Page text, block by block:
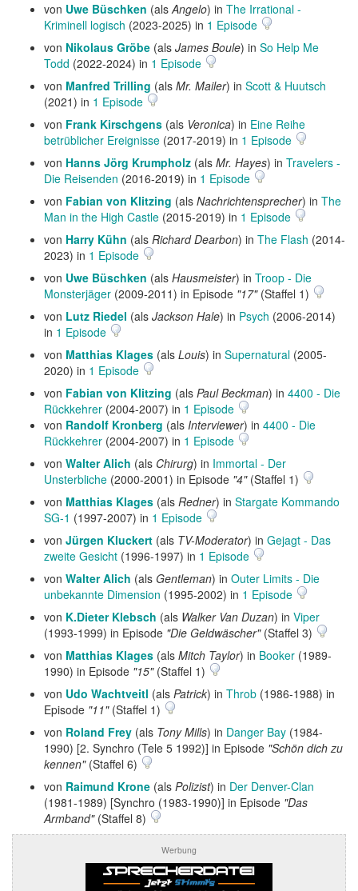
von Uwe Büschken (alsAngelo) in The Irrational -
Kriminell logisch (2023-2025) in 1 Episode
von Nikolaus Gröbe (als James Boule) in So Help Me
Todd (2022-2024) in 1 Episode
von Manfred Trilling (als Mr. Mailer) in Scott & Huutsch
(2021) in 1 Episode
von Frank Kirschgens (als Veronica) in Eine Reihe
betrüblicher Ereignisse (2017-2019) in 1 Episode
von Hanns Jörg Krumpholz (als Mr. Hayes) in Travelers -
Die Reisenden (2016-2019) in 1 Episode
von Fabian von Klitzing (als Nachrichtensprecher) in The
Man in the High Castle (2015-2019) in 1 Episode
von Harry Kühn (als Richard Dearbon) in The Flash (2014-
2023) in 1 Episode
von Uwe Büschken (als Hausmeister) in Troop - Die
Monsterjäger (2009-2011) in Episode "17"(Staffel 1)
von Lutz Riedel (als Jackson Hale) in Psych (2006-2014)
in 1 Episode
von Matthias Klages (als Louis) in Supernatural (2005-
2020) in 1 Episode
von Fabian von Klitzing (als Paul Beckman) in 4400 - Die
Rückkehrer (2004-2007) in 1 Episode
von Randolf Kronberg (als Interviewer) in 4400 - Die
Rückkehrer (2004-2007) in 1 Episode
von Walter Alich (als Chirurg) in Immortal - Der
Unsterbliche (2000-2001) in Episode "4"(Staffel 1)
von Matthias Klages (als Redner) in Stargate Kommando
SG-1 (1997-2007) in 1 Episode
von Jürgen Kluckert (als TV-Moderator) in Gejagt - Das
zweite Gesicht (1996-1997) in 1 Episode
von Walter Alich (als Gentleman) in Outer Limits - Die
unbekannte Dimension (1995-2002) in 1 Episode
von K.Dieter Klebsch (als Walker Van Duzan) in Viper
(1993-1999) in Episode "Die Geldwäscher"(Staffel 3)
von Matthias Klages (als Mitch Taylor) in Booker (1989-
1990) in Episode "15"(Staffel 1)
von Udo Wachtveitl (als Patrick) in Throb (1986-1988) in
Episode "11"(Staffel 1)
von Roland Frey (als Tony Mills) in Danger Bay (1984-
1990) [2. Synchro (Tele 5 1992)] in Episode "Schön dich zu
kennen"(Staffel 6)
von Raimund Krone (als Polizist) in Der Denver-Clan
(1981-1989) [Synchro (1983-1990)] in Episode "Das
Armband"(Staffel 8)
Werbung